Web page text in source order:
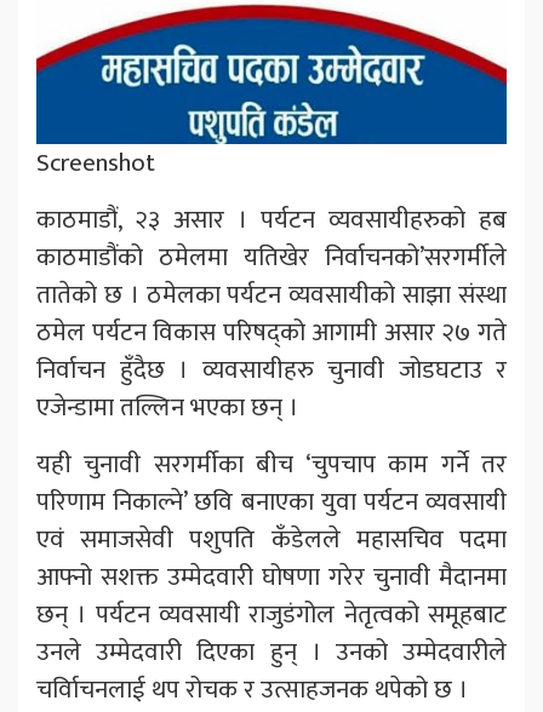
Screenshot
काठमाडौं, २३ असार । पर्यटन व्यवसायीहरुको हब
काठमाडौंको ठमेलमा यतिखेर निर्वाचनको’सरगर्मीले
तातेको छ । ठमेलका पर्यटन व्यवसायीको साझा संस्था
ठमेल पर्यटन विकास परिषद्को आगामी असार २७ गते
निर्वाचन हुँदैछ । व्यवसायीहरु चुनावी जोडघटाउ र
एजेन्डामा तल्लिन भएका छन् ।
यही चुनावी सरगर्मीका बीच ‘चुपचाप काम गर्ने तर
परिणाम निकाल्ने’ छवि बनाएका युवा पर्यटन व्यवसायी
एवं समाजसेवी पशुपति कँडेलले महासचिव पदमा
आफ्नो सशक्त उम्मेदवारी घोषणा गरेर चुनावी मैदानमा
छन् । पर्यटन व्यवसायी राजुडंगोल नेतृत्वको समूहबाट
उनले उम्मेदवारी दिएका हुन् । उनको उम्मेदवारीले
चर्विाचनलाई थप रोचक र उत्साहजनक थपेको छ ।